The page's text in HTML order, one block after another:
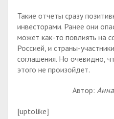
Такие отчеты сразу
инвесторами. Ранее они
может как-то повлиять на
Россией, и страны-
соглашения. Но очевидно,
этого не произойдет.
Автор:
[uptolike]